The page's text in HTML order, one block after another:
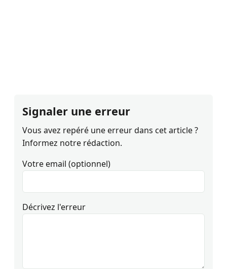
Signaler une erreur
Vous avez repéré une erreur dans cet article ?
Informez notre rédaction.
Votre email (optionnel)
Décrivez l'erreur